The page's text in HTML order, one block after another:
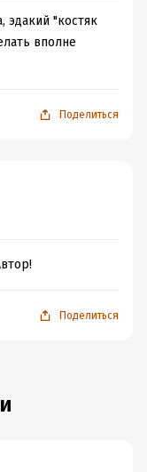
эдакий "костяк
вполне
Поделиться
Поделиться